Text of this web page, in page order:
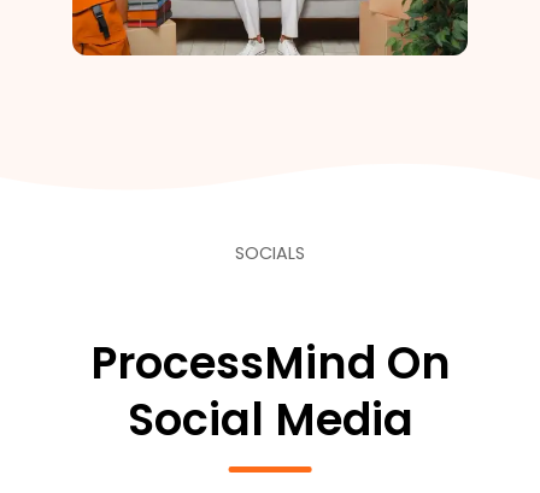
SOCIALS
ProcessMind On
Social Media